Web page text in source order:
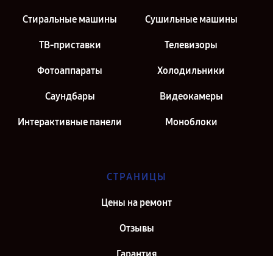
Стиральные машины Сушильные машины
ТВ-приставки Телевизоры
Фотоаппараты Холодильники
Саундбары Видеокамеры
Интерактивные панели Моноблоки
СТРАНИЦЫ
Цены на ремонт
Отзывы